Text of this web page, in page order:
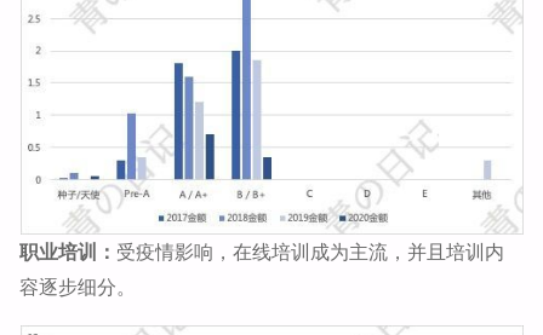
职业培训： 受疫情影响，在线培训成为主流，并且培训内
容逐步细分。